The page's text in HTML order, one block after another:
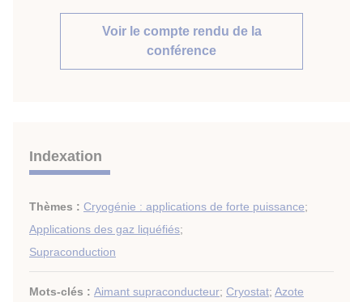
Voir le compte rendu de la
conférence
Indexation
Thèmes : Cryogénie : applications de forte puissance;
Applications des gaz liquéfiés;
Supraconduction
Mots-clés : Aimant supraconducteur; Cryostat; Azote